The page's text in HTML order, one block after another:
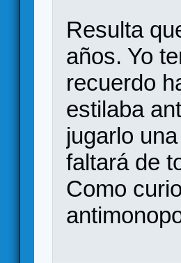
Resulta
años. Yo
recuerdo
estilaba
jugarlo
faltará de
Como